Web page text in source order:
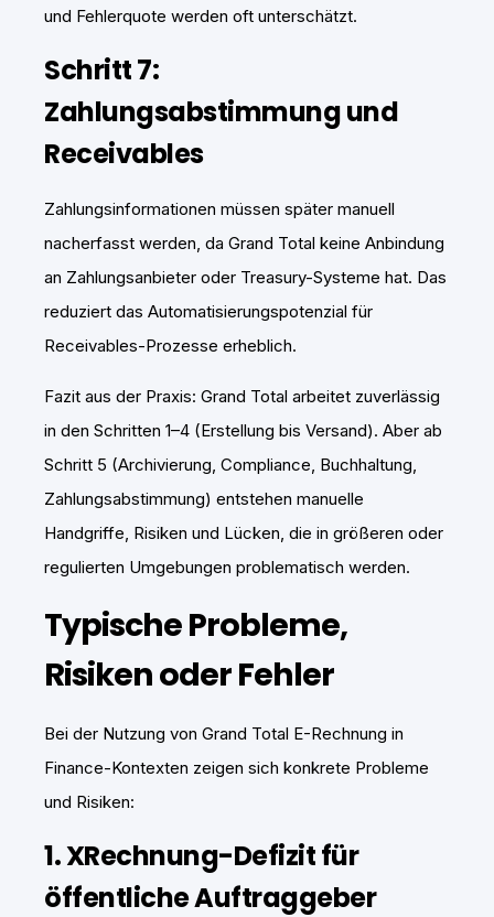
und Fehlerquote werden oft unterschätzt.
Schritt 7:
Zahlungsabstimmung und
Receivables
Zahlungsinformationen müssen später manuell
nacherfasst werden, da Grand Total keine Anbindung
an Zahlungsanbieter oder Treasury-Systeme hat. Das
reduziert das Automatisierungspotenzial für
Receivables-Prozesse erheblich.
Fazit aus der Praxis: Grand Total arbeitet zuverlässig
in den Schritten 1–4 (Erstellung bis Versand). Aber ab
Schritt 5 (Archivierung, Compliance, Buchhaltung,
Zahlungsabstimmung) entstehen manuelle
Handgriffe, Risiken und Lücken, die in größeren oder
regulierten Umgebungen problematisch werden.
Typische Probleme,
Risiken oder Fehler
Bei der Nutzung von Grand Total E-Rechnung in
Finance-Kontexten zeigen sich konkrete Probleme
und Risiken:
1. XRechnung-Defizit für
öffentliche Auftraggeber